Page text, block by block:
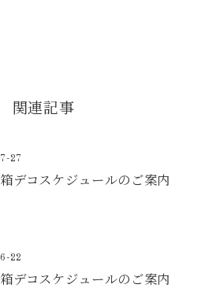
関連記事
27
デコスケジュールのご案内
22
デコスケジュールのご案内